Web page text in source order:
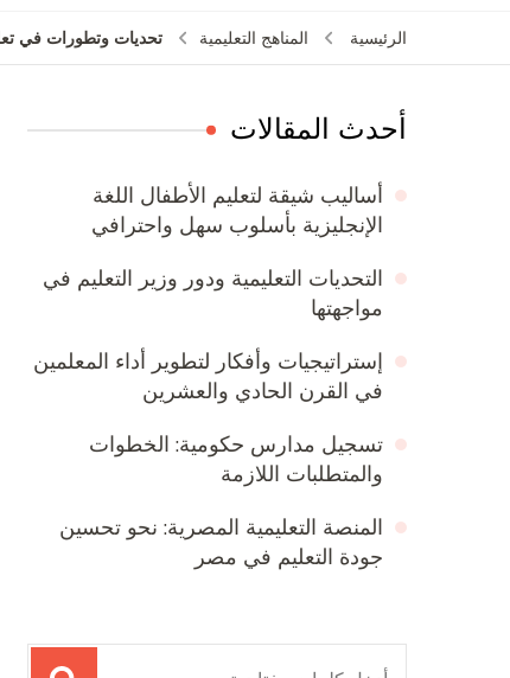
الرئيسية المناهج التعليمية تحديات وتطورات في
أحدث المقالات
أساليب شيقة لتعليم الأطفال اللغة
الإنجليزية بأسلوب سهل واحترافي
التحديات التعليمية ودور وزير التعليم في
مواجهتها
إستراتيجيات وأفكار لتطوير أداء المعلمين
في القرن الحادي والعشرين
تسجيل مدارس حكومية: الخطوات
والمتطلبات اللازمة
المنصة التعليمية المصرية: نحو تحسين
جودة التعليم في مصر
البحث